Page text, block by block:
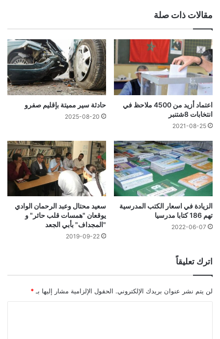
مقالات ذات صلة
اعتماد أزيد من 4500 ملاحظ في
انتخابات 8شتنبر
2021-08-25
حادثة سير مميتة بإقليم صفرو
2025-08-20
الزيادة في اسعار الكتب المدرسية
تهم 186 كتابا مدرسيا
2022-06-07
سعيد محتال وعبد الرحمان الوادي
يوقعان "همسات قلب حائر" و
"المجداف" بأبي الجعد
2019-09-22
اترك تعليقاً
لن يتم نشر عنوان بريدك الإلكتروني. الحقول الإلزامية مشار إليها بـ *